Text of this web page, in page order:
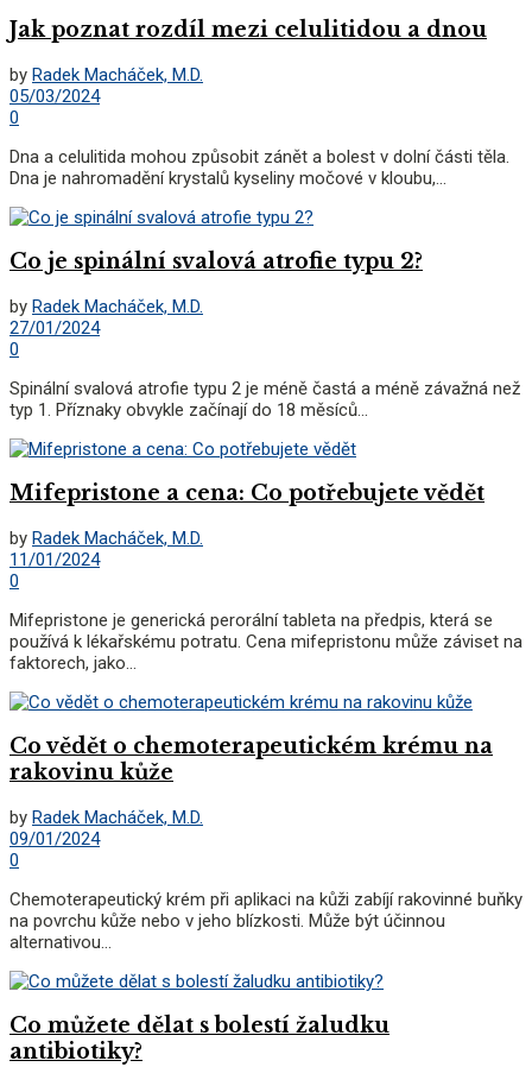
Jak poznat rozdíl mezi celulitidou a dnou
by Radek Macháček, M.D.
05/03/2024
0
Dna a celulitida mohou způsobit zánět a bolest v dolní části těla.
Dna je nahromadění krystalů kyseliny močové v kloubu,...
Co je spinální svalová atrofie typu 2?
by Radek Macháček, M.D.
27/01/2024
0
Spinální svalová atrofie typu 2 je méně častá a méně závažná než
typ 1. Příznaky obvykle začínají do 18 měsíců...
Mifepristone a cena: Co potřebujete vědět
by Radek Macháček, M.D.
11/01/2024
0
Mifepristone je generická perorální tableta na předpis, která se
používá k lékařskému potratu. Cena mifepristonu může záviset na
faktorech, jako...
Co vědět o chemoterapeutickém krému na
rakovinu kůže
by Radek Macháček, M.D.
09/01/2024
0
Chemoterapeutický krém při aplikaci na kůži zabíjí rakovinné buňky
na povrchu kůže nebo v jeho blízkosti. Může být účinnou
alternativou...
Co můžete dělat s bolestí žaludku
antibiotiky?